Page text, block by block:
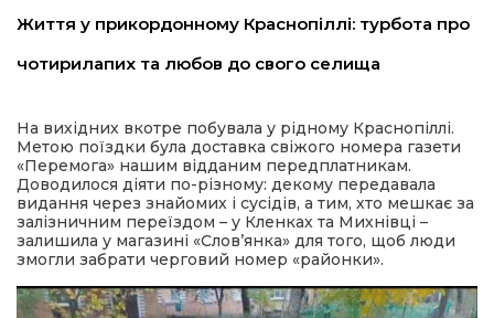
Життя у прикордонному Краснопіллі: турбота про
чотирилапих та любов до свого селища
На вихідних вкотре побувала у рідному Краснопіллі.
Метою поїздки була доставка свіжого номера газети
«Перемога» нашим відданим передплатникам.
Доводилося діяти по-різному: декому передавала
видання через знайомих і сусідів, а тим, хто мешкає за
залізничним переїздом – у Кленках та Михнівці –
залишила у магазині «Слов’янка» для того, щоб люди
змогли забрати черговий номер «районки».